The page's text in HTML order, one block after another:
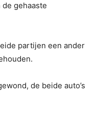
gehaaste
partijen een ander
de beide auto’s